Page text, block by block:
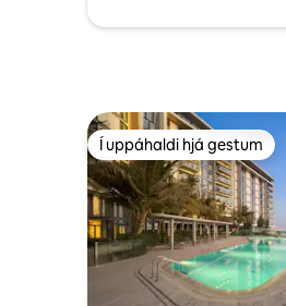
Í uppáhaldi hjá gestum
Í uppáhaldi hjá gestum